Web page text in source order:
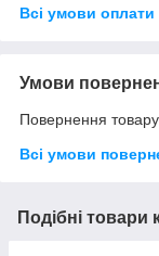
Всі умови оплати
Умови
Повернення
Всі умови
Подібні товари